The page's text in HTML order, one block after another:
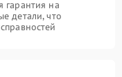
гарантия на
детали, что